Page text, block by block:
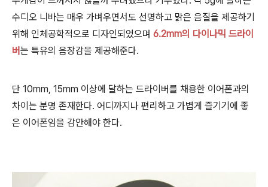
수디오 니바는 매우 가벼우면서도 선명하고 맑은 음질을 제공하기
위해 인체공학적으로 디자인되었으며 6.2mm의 다이나믹 드라이
버는 특유의 음장감을 제공해준다.
단 10mm, 15mm 이상에 달하는 드라이버를 채용한 이어폰과의
차이는 분명 존재한다. 어디까지나 편리하고 가볍게 즐기기에 좋
은 이어폰임을 감안해야 한다.